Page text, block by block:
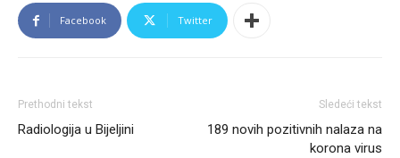
Facebook Twitter
Prethodni tekst
Radiologija u Bijeljini
Sledeći tekst
189 novih pozitivnih nalaza na
korona virus